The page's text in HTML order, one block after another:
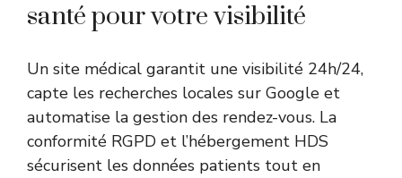
santé pour votre visibilité
Un site médical garantit une visibilité 24h/24,
capte les recherches locales sur Google et
automatise la gestion des rendez-vous. La
conformité RGPD et l’hébergement HDS
sécurisent les données patients tout en